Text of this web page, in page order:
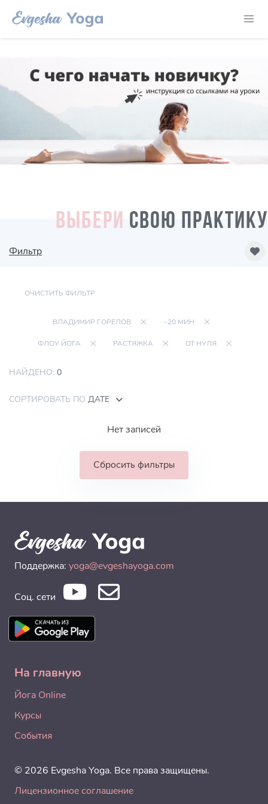
ВЫБЕРИ СВОЮ ПРАКТИКУ
Фильтр
ОЧИСТИТЬ ФИЛЬТР
ВЛАДИМИР ГОРЕЛОВ ~20 МИН
ФЛОУ ЙОГА РАСТЯЖКА ОТ НУЛЯ
НАЙДЕНО: 0
СОРТИРОВАТЬ ПО ДАТЕ
Нет записей
Сбросить фильтры
Поддержка: yoga@evgeshayoga.com
Соц. сети
На главную
Йога Online
Курсы
События
© 2026 Evgesha Yoga. Все права защищены.
Лицензионное соглашение